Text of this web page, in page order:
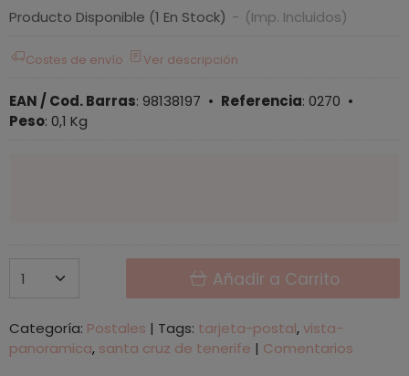
Producto Disponible (1 En Stock) - (Imp. Incluidos)
Costes de envío Ver descripción
EAN / Cod. Barras: 98138197 • Referencia: 0270 •
Peso: 0,1 Kg
Añadir a Carrito
Categoría: Postales | Tags: tarjeta-postal vista-
panoramica santa cruz de tenerife | Comentarios